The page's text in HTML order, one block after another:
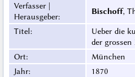
Verfasser |
Herausgeber:
Bischoff,
Titel:
Ueber die
der grossen
Ort:
München
Jahr:
1870